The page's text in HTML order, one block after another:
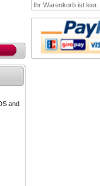
and
Ihr Warenkorb ist leer.